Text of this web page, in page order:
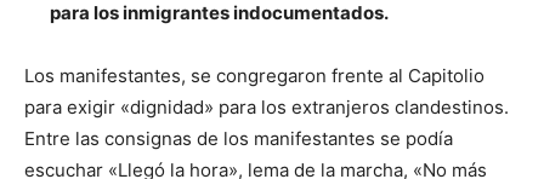
para los inmigrantes indocumentados.
Los manifestantes, se congregaron frente al Capitolio
para exigir «dignidad» para los extranjeros clandestinos.
Entre las consignas de los manifestantes se podía
escuchar «Llegó la hora», lema de la marcha, «No más